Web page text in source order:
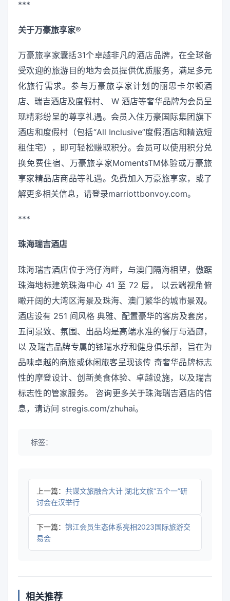
***
关于万豪旅享家®
万豪旅享家囊括31个卓越非凡的酒店品牌，在全球备
受欢迎的旅游目的地为会员提供优质服务，满足多元
化旅行需求。参与万豪旅享家计划的丽思卡尔顿酒
店、瑞吉酒店及度假村、 W 酒店等奢华品牌为会员呈
现精彩纷呈的尊享礼遇。会员入住万豪国际集团旗下
酒店和度假村（包括“All Inclusive”度假酒店和精选短
租住宅），即可轻松赚取积分。会员可以使用积分兑
换免费住宿、万豪旅享家MomentsTM体验或万豪旅
享家精品店商品等礼遇。免费加入万豪旅享家，或了
解更多相关信息，请登录marriottbonvoy.com。
***
珠海瑞吉酒店
珠海瑞吉酒店位于湾仔海畔，与澳门隔海相望，傲踞
珠海地标建筑珠海中心 41 至 72 层， 以云端视角俯
瞰开阔的大湾区海景及珠海、澳门繁华的城市景观。
酒店设有 251 间风格 典雅、配置豪华的客房及套房，
五间景致、氛围、出品均是高端水准的餐厅与酒廊，
以 及瑞吉品牌专属的铱瑞水疗和健身俱乐部，旨在为
品味卓越的商旅或休闲旅客呈现该传 奇奢华品牌标志
性的摩登设计、创新美食体验、卓越设施，以及瑞吉
标志性的管家服务。 咨询更多关于珠海瑞吉酒店的信
息，请访问 stregis.com/zhuhai。
标签：
上一篇： 共谋文旅融合大计 湖北文旅“五个一”研
讨会在汉举行
下一篇： 锦江会员生态体系亮相2023国际旅游交
易会
相关推荐